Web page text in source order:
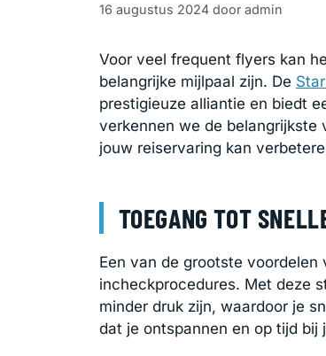
16 augustus 2024 door admin
Voor veel frequent flyers kan
belangrijke mijlpaal zijn. De
prestigieuze alliantie en biedt
verkennen we de belangrijkste
jouw reiservaring kan
TOEGANG TOT
Een van de grootste
incheckprocedures. Met deze
minder druk zijn, waardoor je
dat je ontspannen en op tijd bij